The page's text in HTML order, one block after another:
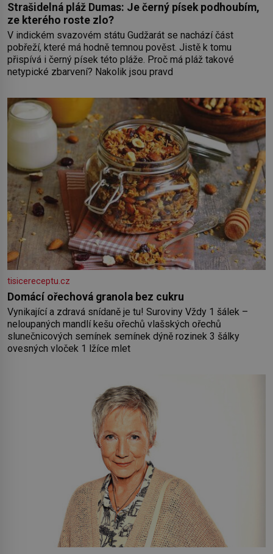
Strašidelná pláž Dumas: Je černý písek podhoubím,
ze kterého roste zlo?
V indickém svazovém státu Gudžarát se nachází část
pobřeží, které má hodně temnou pověst. Jistě k tomu
přispívá i černý písek této pláže. Proč má pláž takové
netypické zbarvení? Nakolik jsou pravd
tisicereceptu.cz
Domácí ořechová granola bez cukru
Vynikající a zdravá snídaně je tu! Suroviny Vždy 1 šálek –
neloupaných mandlí kešu ořechů vlašských ořechů
slunečnicových semínek semínek dýně rozinek 3 šálky
ovesných vloček 1 lžíce mlet